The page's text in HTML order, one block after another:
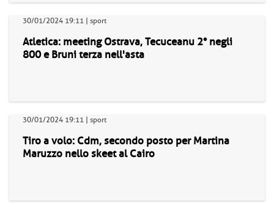
30/01/2024 19:11 | sport
Atletica: meeting Ostrava, Tecuceanu 2° negli
800 e Bruni terza nell'asta
30/01/2024 19:11 | sport
Tiro a volo: Cdm, secondo posto per Martina
Maruzzo nello skeet al Cairo